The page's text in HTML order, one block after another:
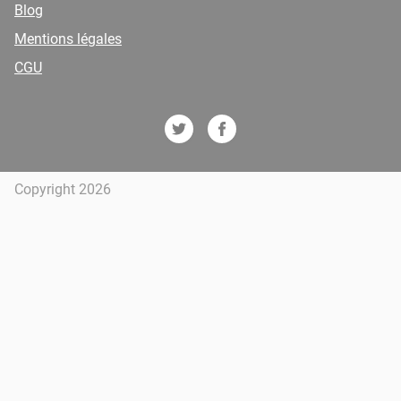
Blog
Mentions légales
CGU
Copyright 2026